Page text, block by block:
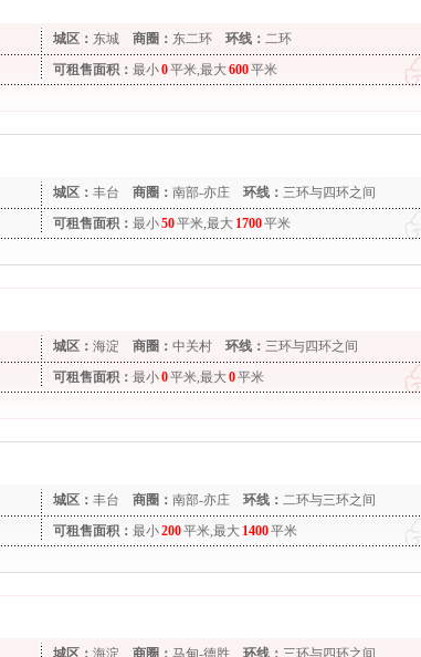
城区： 东城 商圈： 东二环 环线： 二环
可租售面积： 最小0平米,最大600平米
城区： 丰台 商圈： 南部-亦庄 环线： 三环与四环之间
可租售面积： 最小50平米,最大 1700平米
城区： 海淀 商圈： 中关村 环线： 三环与四环之间
可租售面积： 最小0平米,最大0平米
城区： 丰台 商圈： 南部-亦庄 环线： 二环与三环之间
可租售面积： 最小200平米,最大 1400平米
城区： 海淀 商圈： 马甸-德胜 环线： 三环与四环之间